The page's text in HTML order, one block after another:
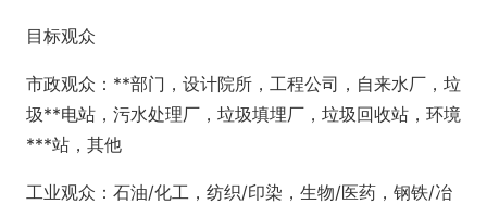
目标观众
市政观众：**部门，设计院所，工程公司，自来水厂，垃
圾**电站，污水处理厂，垃圾填埋厂，垃圾回收站，环境
***站，其他
工业观众：石油/化工，纺织/印染，生物/医药，钢铁/冶